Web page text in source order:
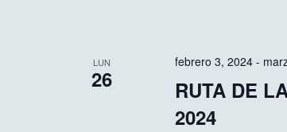
LUN
26
RUTA DE
2024
febrero 3, 2024-